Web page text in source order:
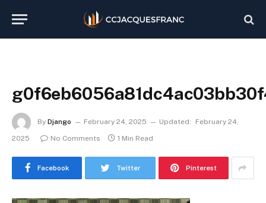
By Django February 24, 2025 Updated:
February 24,
2025
No Comments 1 Min Read
Facebook Twitter Pinterest